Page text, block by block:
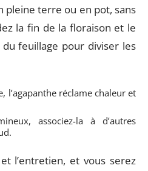
pleine terre ou en pot, sans
la fin de la floraison et le
feuillage pour diviser les
l’agapanthe réclame chaleur et
associez-la à d’autres
l’entretien, et vous serez